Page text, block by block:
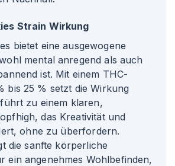
Strain Wirkung
bietet eine ausgewogene
mental anregend als auch
ist. Mit einem THC-
bis 25 % setzt die Wirkung
zu einem klaren,
das Kreativität und
ohne zu überfordern.
die sanfte körperliche
ein angenehmes Wohlbefinden,